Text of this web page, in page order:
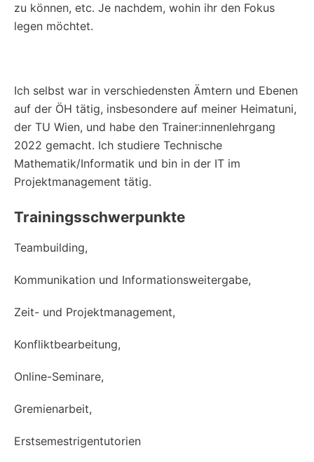
zu können, etc. Je nachdem, wohin ihr den Fokus
legen möchtet.
Ich selbst war in verschiedensten Ämtern und Ebenen
auf der ÖH tätig, insbesondere auf meiner Heimatuni,
der TU Wien, und habe den Trainer:innenlehrgang
2022 gemacht. Ich studiere Technische
Mathematik/Informatik und bin in der IT im
Projektmanagement tätig.
Trainingsschwerpunkte
Teambuilding,
Kommunikation und Informationsweitergabe,
Zeit- und Projektmanagement,
Konfliktbearbeitung,
Online-Seminare,
Gremienarbeit,
Erstsemestrigentutorien